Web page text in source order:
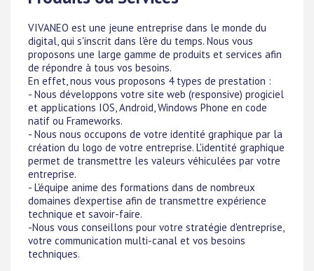
VIVANEO est une jeune entreprise dans le monde du
digital, qui s'inscrit dans l'ère du temps. Nous vous
proposons une large gamme de produits et services afin
de répondre à tous vos besoins.
En effet, nous vous proposons 4 types de prestation :
- Nous développons votre site web (responsive) progiciel
et applications IOS, Android, Windows Phone en code
natif ou Frameworks.
- Nous nous occupons de votre identité graphique par la
création du logo de votre entreprise. L'identité graphique
permet de transmettre les valeurs véhiculées par votre
entreprise.
- L'équipe anime des formations dans de nombreux
domaines d'expertise afin de transmettre expérience
technique et savoir-faire.
-Nous vous conseillons pour votre stratégie d'entreprise,
votre communication multi-canal et vos besoins
techniques.